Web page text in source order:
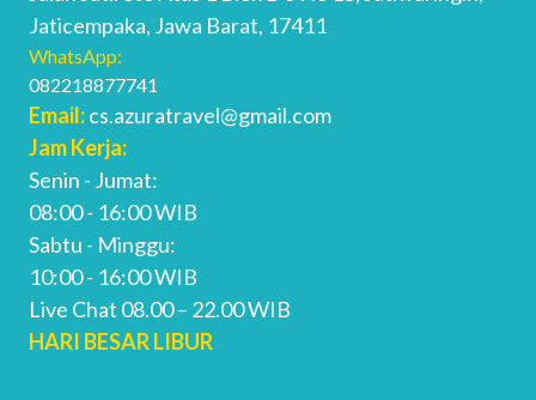
Jaticempaka, Jawa Barat, 17411
WhatsApp:
082218877741
Email:cs.azuratravel@gmail.com
Jam Kerja:
Senin - Jumat:
08:00 - 16:00 WIB
Sabtu - Minggu:
10:00 - 16:00 WIB
Live Chat 08.00 – 22.00 WIB
HARI BESAR LIBUR